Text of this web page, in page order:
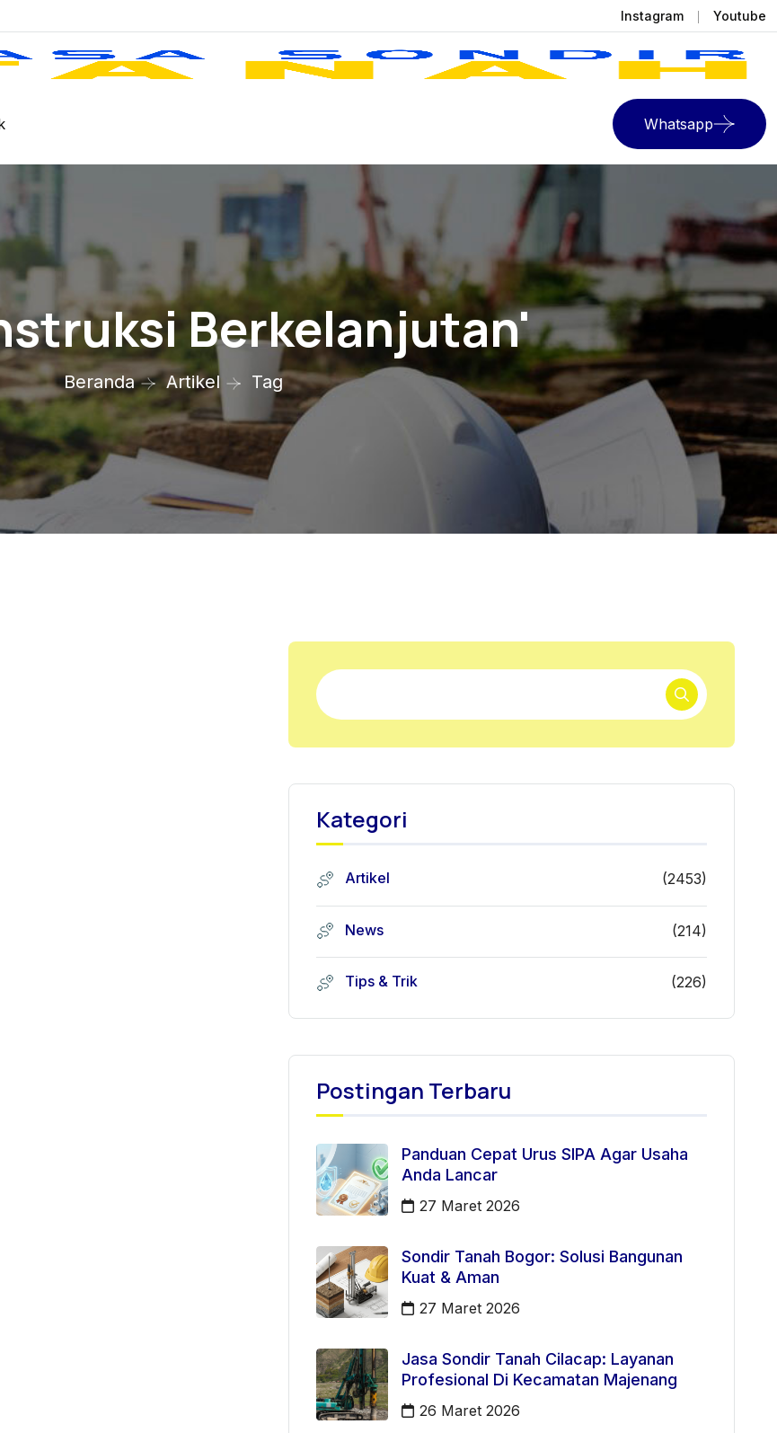
Instagram Youtube
Whatsapp
Berkelanjutan'
Beranda Artikel Tag
Kategori
Artikel (2453)
News (214)
Tips & Trik (226)
Postingan Terbaru
Panduan Cepat Urus SIPA Agar Usaha
Anda Lancar
27 Maret 2026
Sondir Tanah Bogor: Solusi Bangunan
Kuat & Aman
27 Maret 2026
Jasa Sondir Tanah Cilacap: Layanan
Profesional Di Kecamatan Majenang
26 Maret 2026